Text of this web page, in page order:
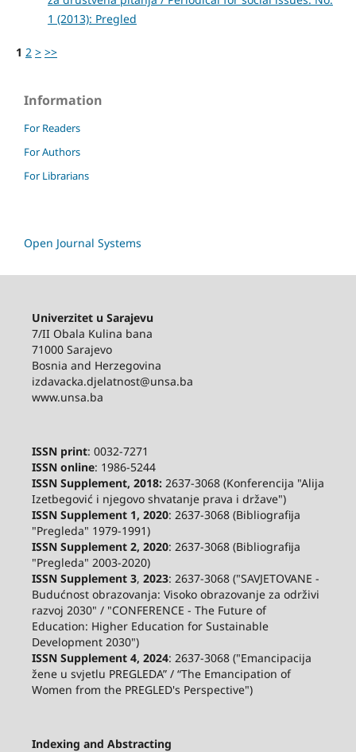
1 (2013): Pregled
1 2 > >>
Information
For Readers
For Authors
For Librarians
Open Journal Systems
Univerzitet u Sarajevu
7/II Obala Kulina bana
71000 Sarajevo
Bosnia and Herzegovina
izdavacka.djelatnost@unsa.ba
www.unsa.ba
ISSN print: 0032-7271
ISSN online: 1986-5244
ISSN Supplement, 2018:2637-3068 (Konferencija "Alija
Izetbegović i njegovo shvatanje prava i države")
ISSN Supplement 1, 2020: 2637-3068 (Bibliografija
"Pregleda" 1979-1991)
ISSN Supplement 2, 2020: 2637-3068 (Bibliografija
"Pregleda" 2003-2020)
ISSN Supplement 3, 2023: 2637-3068 ("SAVJETOVANE -
Budućnost obrazovanja: Visoko obrazovanje za održivi
razvoj 2030" / "CONFERENCE - The Future of
Education: Higher Education for Sustainable
Development 2030")
ISSN Supplement 4, 2024: 2637-3068 ("Emancipacija
žene u svjetlu PREGLEDA” / “The Emancipation of
Women from the PREGLED's Perspective")
Indexing and Abstracting